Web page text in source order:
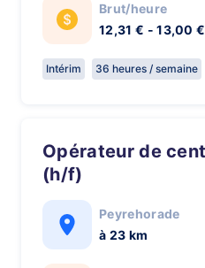
Brut/heure
12,31 € - 13,00 €
Intérim 36 heures / semaine
Opérateur de centrale à béton
(h/f)
Peyrehorade
à 23 km